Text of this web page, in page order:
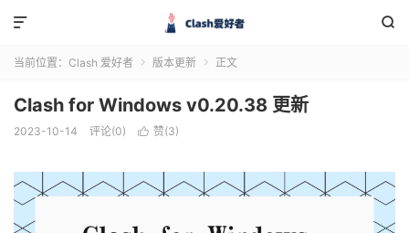


当前位置： Clash 爱好者  版本更新  正文
Clash for Windows v0.20.38 更新
2023-10-14 评论(0)  赞(3)